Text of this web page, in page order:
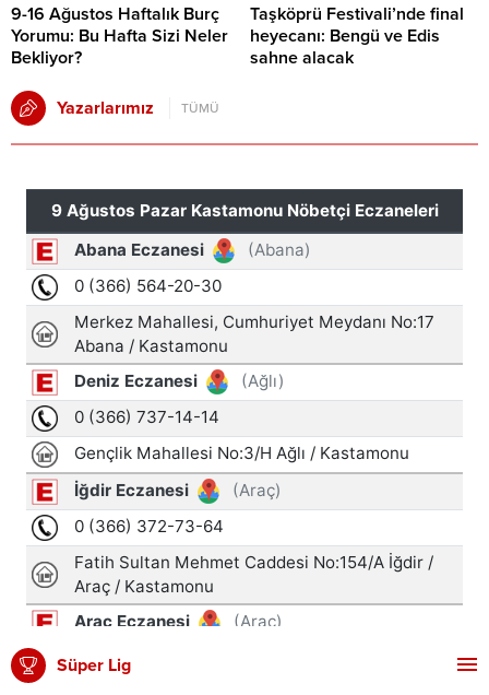
9-16 Ağustos Haftalık Burç
Yorumu: Bu Hafta Sizi Neler
Bekliyor?
Taşköprü Festivali’nde final
heyecanı: Bengü ve Edis
sahne alacak
Yazarlarımız TÜMÜ
Süper Lig